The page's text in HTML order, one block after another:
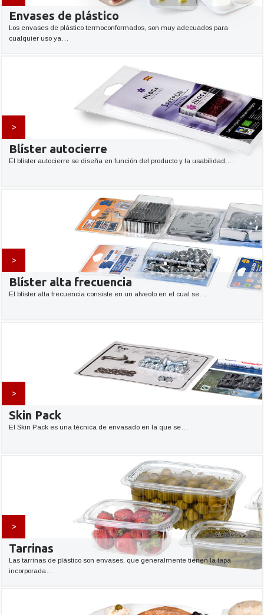
Envases de plástico
Los envases de plástico termoconformados, son muy adecuados para
cualquier uso ya…
>
Blíster autocierre
El blíster autocierre se diseña en función del producto y la usabilidad,…
>
Blíster alta frecuencia
El blíster alta frecuencia consiste en un alveolo en el cual se…
>
Skin Pack
El Skin Pack es una técnica de envasado en la que se…
>
Tarrinas
Las tarrinas de plástico son envases, que generalmente tienen la tapa
incorporada…